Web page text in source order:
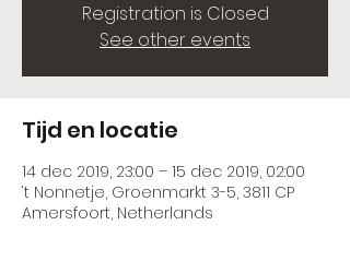
Registration is Closed
See other events
Tijd en locatie
14 dec 2019, 23:00 – 15 dec 2019, 02:00
‘t Nonnetje, Groenmarkt 3-5, 3811 CP
Amersfoort, Netherlands